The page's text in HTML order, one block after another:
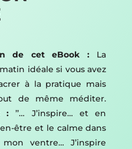
de cet eBook :La
idéale si vous avez
à la pratique mais
de même méditer.
: ’’… J’inspire… et en
être et le calme dans
ventre… J’inspire